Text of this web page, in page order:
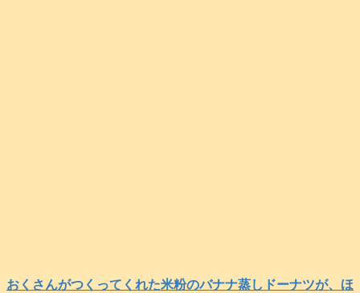
おくさんがつくってくれた米粉のバナナ蒸しドーナツが、ほ